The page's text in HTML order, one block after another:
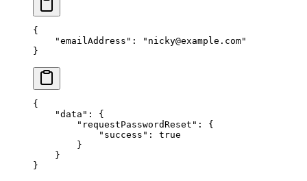
{
    "emailAddress"
: " nicky@example.com"
}
{
    "data"
: {
        "requestPasswordReset"
: {
            "success"
: true
        }
    }
}